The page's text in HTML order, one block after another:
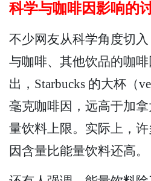
科学与咖啡因影响的
不少网友从科学角度切
与咖啡、其他饮品的咖
出，Starbucks 的大杯（
毫克咖啡因，远高于加
量饮料上限。实际上，
因含量比能量饮料还高。